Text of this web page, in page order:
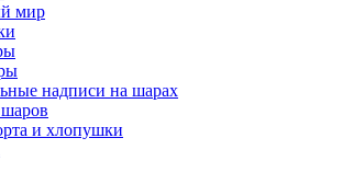
мир
надписи на шарах
и хлопушки